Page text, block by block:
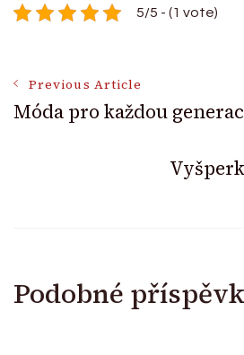
5/5 - (1 vote)
Post
Navigation
Previous Article
Móda pro každou
Podobné